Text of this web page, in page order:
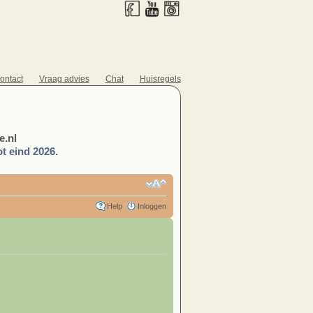
Vraag advies Chat Huisregels
eind 2026.
Help Inloggen